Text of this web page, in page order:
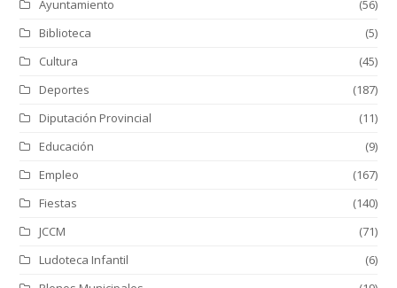
Ayuntamiento
(56)
Biblioteca
(5)
Cultura
(45)
Deportes
(187)
Diputación Provincial
(11)
Educación
(9)
Empleo
(167)
Fiestas
(140)
JCCM
(71)
Ludoteca Infantil
(6)